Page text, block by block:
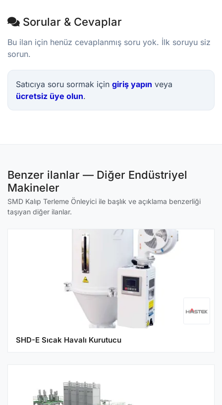
Sorular & Cevaplar
Bu ilan için henüz cevaplanmış soru yok. İlk soruyu siz
sorun.
Satıcıya soru sormak için giriş yapın veya
ücretsiz üye olun.
Benzer ilanlar — Diğer Endüstriyel
Makineler
SMD Kalıp Terleme Önleyici ile başlık ve açıklama benzerliği
taşıyan diğer ilanlar.
SHD-E Sıcak Havalı Kurutucu